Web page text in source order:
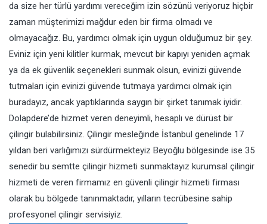
da size her türlü yardımı vereceğim izin sözünü veriyoruz hiçbir
zaman müşterimizi mağdur eden bir firma olmadı ve
olmayacağız. Bu, yardımcı olmak için uygun olduğumuz bir şey.
Eviniz için yeni kilitler kurmak, mevcut bir kapıyı yeniden açmak
ya da ek güvenlik seçenekleri sunmak olsun, evinizi güvende
tutmaları için evinizi güvende tutmaya yardımcı olmak için
buradayız, ancak yaptıklarında saygın bir şirket tanımak iyidir.
Dolapdere’de hizmet veren deneyimli, hesaplı ve dürüst bir
çilingir bulabilirsiniz. Çilingir mesleğinde İstanbul genelinde 17
yıldan beri varlığımızı sürdürmekteyiz Beyoğlu bölgesinde ise 35
senedir bu semtte çilingir hizmeti sunmaktayız kurumsal çilingir
hizmeti de veren firmamız en güvenli çilingir hizmeti firması
olarak bu bölgede tanınmaktadır, yılların tecrübesine sahip
profesyonel çilingir servisiyiz.